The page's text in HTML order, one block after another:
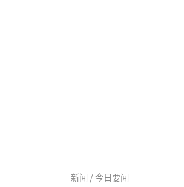
新闻 / 今日要闻